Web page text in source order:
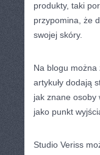
produkty, taki
przypomina, że
swojej skóry.
Na blogu można
artykuły dodają
jak znane osoby
jako punkt
Studio Veriss